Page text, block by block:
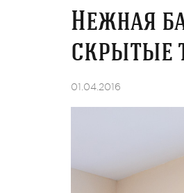
Нежная
скрытые
01.04.2016